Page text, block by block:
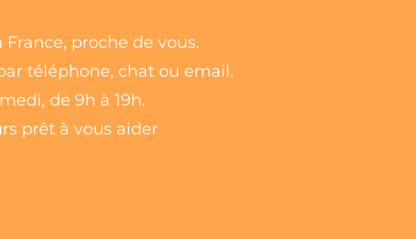
proche de vous.
téléphone, chat ou email.
de 9h à 19h.
prêt à vous aider